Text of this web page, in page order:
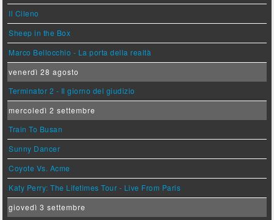
Il Cileno
Sheep in the Box
Marco Bellocchio - La porta della realtà
venerdì 28 agosto
Terminator 2 - Il giorno del giudizio
mercoledì 2 settembre
Train To Busan
Sunny Dancer
Coyote Vs. Acme
Katy Perry: The Lifetimes Tour - Live From Paris
giovedì 3 settembre